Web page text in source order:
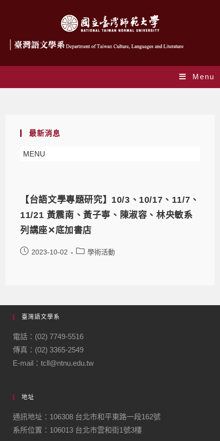
Menu
最新消息
MENU
【台語文學專題研究】10/3、10/17、11/7、
11/21 黃震南、黃子寧、陳淑容、林央敏系
列講座✕底加書店
2023-10-02 學術活動
臺灣語文學系
電話：(02) 7749-5516
傳真：(02) 3365-2549
E-mail：tcll@ntnu.edu.tw
地址
通訊地址：106308 台北市和平東路一段162號
系所位置：106013 台北市雲和街1號3樓